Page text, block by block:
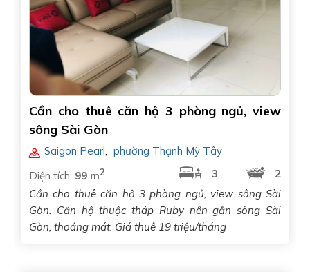
Cần cho thuê căn hộ 3 phòng ngủ, view
sông Sài Gòn
Saigon Pearl
phường Thạnh Mỹ Tây
Diện tích: 99 m2 3
2
Cần cho thuê căn hộ 3 phòng ngủ, view sông Sài
Gòn. Căn hộ thuộc tháp Ruby nên gần sông Sài
Gòn, thoáng mát. Giá thuê 19 triệu/tháng